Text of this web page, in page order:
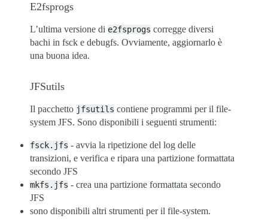
E2fsprogs
L’ultima versione di e2fsprogs corregge diversi
bachi in fsck e debugfs. Ovviamente, aggiornarlo è
una buona idea.
JFSutils
Il pacchetto jfsutils contiene programmi per il file-
system JFS. Sono disponibili i seguenti strumenti:
fsck.jfs - avvia la ripetizione del log delle
transizioni, e verifica e ripara una partizione formattata
secondo JFS
mkfs.jfs - crea una partizione formattata secondo
JFS
sono disponibili altri strumenti per il file-system.